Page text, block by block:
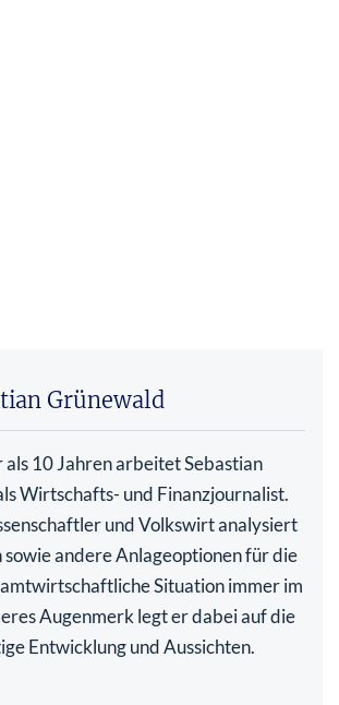
Grünewald
als 10 Jahren arbeitet Sebastian
Wirtschafts- und Finanzjournalist.
und Volkswirt analysiert
andere Anlageoptionen für die
Situation immer im
Augenmerk legt er dabei auf die
Entwicklung und Aussichten.